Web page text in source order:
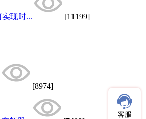
现时... [11199]
[8974]
客服